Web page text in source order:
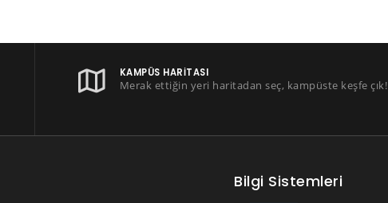
KAMPÜS HARITASI
Merak ettiğin yeri haritadan seç, kampüste keşfe çık!
Bilgi Sistemleri